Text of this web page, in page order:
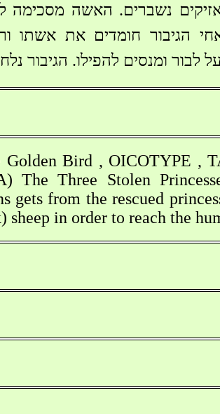
נשברים. האשה מסכימה
הגיבור חומדים את אשתו
ומנסים להפילו. הגיבור
Golden Bird , OICOTYPE ,
The Three Stolen
gets from the rescued
sheep in order to reach the